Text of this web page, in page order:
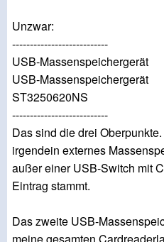
Unzwar:
---------------------------
USB-Massenspeichergerät
USB-Massenspeichergerät
ST3250620NS
---------------------------
Das sind die drei
irgendein externes
außer einer USB-Switch mit
Eintrag stammt.
Das zweite USB-